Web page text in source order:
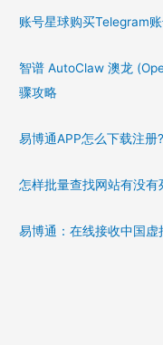
账号星球购买Telegram
智谱 AutoClaw 澳龙
骤攻略
易博通APP怎么下载注
怎样批量查找网站有没
易博通：在线接收中国